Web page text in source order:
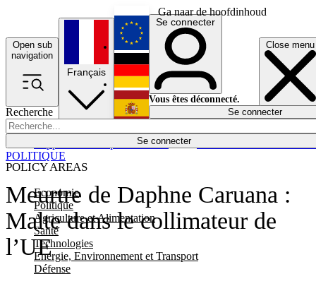
Ga naar de hoofdinhoud
Open sub
navigation
Close menu
Recherche
Se connecter
POLICY AREAS
Economie
Politique
Agriculture et Alimentation
Santé
Technologies
Energie, Environnement et Transport
Défense
Économie
Français
English
Deutsch
Español
Se connecter
Vous êtes déconnecté.
Se connecter
Meurtre de Daphne Caruana :
Malte dans le collimateur de
l’UE
POLITIQUE